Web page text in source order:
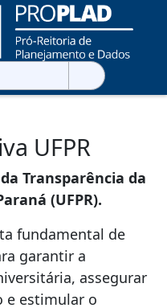
UFPR
Transparência da
(UFPR).
fundamental de
garantir a
assegurar
e estimular o